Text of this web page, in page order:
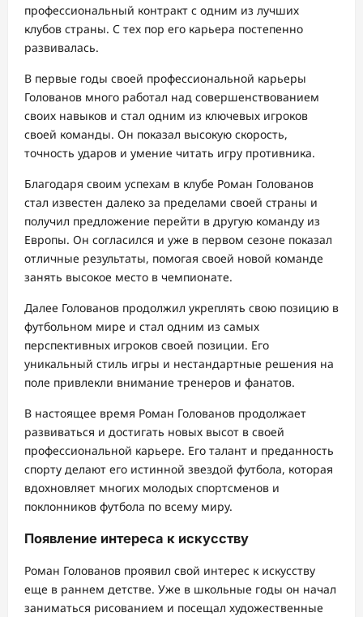
профессиональный контракт с одним из лучших
клубов страны. С тех пор его карьера постепенно
развивалась.
В первые годы своей профессиональной карьеры
Голованов много работал над совершенствованием
своих навыков и стал одним из ключевых игроков
своей команды. Он показал высокую скорость,
точность ударов и умение читать игру противника.
Благодаря своим успехам в клубе Роман Голованов
стал известен далеко за пределами своей страны и
получил предложение перейти в другую команду из
Европы. Он согласился и уже в первом сезоне показал
отличные результаты, помогая своей новой команде
занять высокое место в чемпионате.
Далее Голованов продолжил укреплять свою позицию в
футбольном мире и стал одним из самых
перспективных игроков своей позиции. Его
уникальный стиль игры и нестандартные решения на
поле привлекли внимание тренеров и фанатов.
В настоящее время Роман Голованов продолжает
развиваться и достигать новых высот в своей
профессиональной карьере. Его талант и преданность
спорту делают его истинной звездой футбола, которая
вдохновляет многих молодых спортсменов и
поклонников футбола по всему миру.
Появление интереса к искусству
Роман Голованов проявил свой интерес к искусству
еще в раннем детстве. Уже в школьные годы он начал
заниматься рисованием и посещал художественные